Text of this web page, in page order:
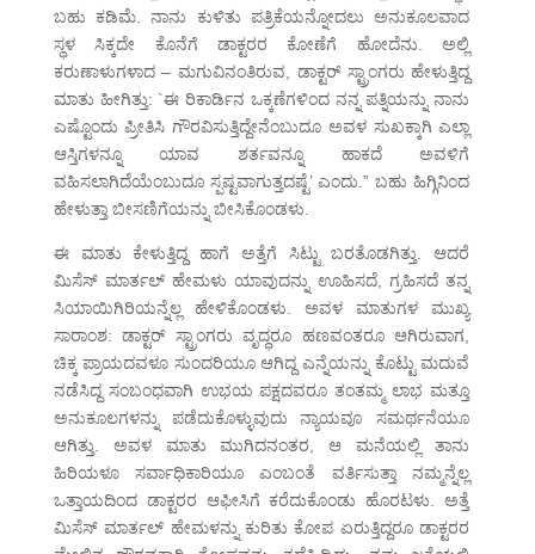
ಬಹು ಕಡಿಮೆ. ನಾನು ಕುಳಿತು ಪತ್ರಿಕೆಯನ್ನೋದಲು ಅನುಕೂಲವಾದ
ಸ್ಥಳ ಸಿಕ್ಕದೇ ಕೊನೆಗೆ ಡಾಕ್ಟರರ ಕೋಣೆಗೆ ಹೋದೆನು. ಅಲ್ಲಿ
ಕರುಣಾಳುಗಳಾದ – ಮಗುವಿನಂತಿರುವ, ಡಾಕ್ಟರ್ ಸ್ಟ್ರಾಂಗರು ಹೇಳುತ್ತಿದ್ದ
ಮಾತು ಹೀಗಿತ್ತು: `ಈ ರಿಕಾರ್ಡಿನ ಒಕ್ಕಣೆಗಳಿಂದ ನನ್ನ ಪತ್ನಿಯನ್ನು ನಾನು
ಎಷ್ಟೊಂದು ಪ್ರೀತಿಸಿ ಗೌರವಿಸುತ್ತಿದ್ದೇನೆಂಬುದೂ ಅವಳ ಸುಖಕ್ಕಾಗಿ ಎಲ್ಲಾ
ಆಸ್ತಿಗಳನ್ನೂ ಯಾವ ಶರ್ತವನ್ನೂ ಹಾಕದೆ ಅವಳಿಗೆ
ವಹಿಸಲಾಗಿದೆಯೆಂಬುದೂ ಸ್ಪಷ್ಟವಾಗುತ್ತದಷ್ಟೆ’ ಎಂದು.” ಬಹು ಹಿಗ್ಗಿನಿಂದ
ಹೇಳುತ್ತಾ ಬೀಸಣಿಗೆಯನ್ನು ಬೀಸಿಕೊಂಡಳು.
ಈ ಮಾತು ಕೇಳುತ್ತಿದ್ದ ಹಾಗೆ ಅತ್ತೆಗೆ ಸಿಟ್ಟು ಬರತೊಡಗಿತ್ತು. ಆದರೆ
ಮಿಸೆಸ್ ಮಾರ್ತಲ್ ಹೇಮಳು ಯಾವುದನ್ನು ಊಹಿಸದೆ, ಗ್ರಹಿಸದೆ ತನ್ನ
ಸಿಯಾಯಿಗಿರಿಯನ್ನೆಲ್ಲ ಹೇಳಿಕೊಂಡಳು. ಅವಳ ಮಾತುಗಳ ಮುಖ್ಯ
ಸಾರಾಂಶ: ಡಾಕ್ಟರ್ ಸ್ಟ್ರಾಂಗರು ವೃದ್ಧರೂ ಹಣವಂತರೂ ಆಗಿರುವಾಗ,
ಚಿಕ್ಕ ಪ್ರಾಯದವಳೂ ಸುಂದರಿಯೂ ಆಗಿದ್ದ ಎನ್ನೆಯನ್ನು ಕೊಟ್ಟು ಮದುವೆ
ನಡೆಸಿದ್ದ ಸಂಬಂಧವಾಗಿ ಉಭಯ ಪಕ್ಷದವರೂ ತಂತಮ್ಮ ಲಾಭ ಮತ್ತೂ
ಅನುಕೂಲಗಳನ್ನು ಪಡೆದುಕೊಳ್ಳುವುದು ನ್ಯಾಯವೂ ಸಮರ್ಥನೆಯೂ
ಆಗಿತ್ತು. ಅವಳ ಮಾತು ಮುಗಿದನಂತರ, ಆ ಮನೆಯಲ್ಲಿ ತಾನು
ಹಿರಿಯಳೂ ಸರ್ವಾಧಿಕಾರಿಯೂ ಎಂಬಂತೆ ವರ್ತಿಸುತ್ತಾ ನಮ್ಮನ್ನೆಲ್ಲ
ಒತ್ತಾಯದಿಂದ ಡಾಕ್ಟರರ ಆಫೀಸಿಗೆ ಕರೆದುಕೊಂಡು ಹೊರಟಳು. ಅತ್ತೆ
ಮಿಸೆಸ್ ಮಾರ್ತಲ್ ಹೇಮಳನ್ನು ಕುರಿತು ಕೋಪ ಏರುತ್ತಿದ್ದರೂ ಡಾಕ್ಟರರ